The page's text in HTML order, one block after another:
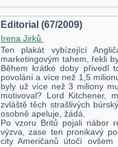
Editorial (67/2009)
Irena Jirků
Ten plakát vybízející
marketingovým tahem, řekli
Během krátké doby přivedl
povolání a více než 1,5
byly už více než 3 miliony
motivoval? Lord Kitchener,
zvláště těch strašlivých
osobně apeluje, žádá.
Po vzoru Britů pojali nábor
výzva, zase ten pronikavý
city Američanů útočí